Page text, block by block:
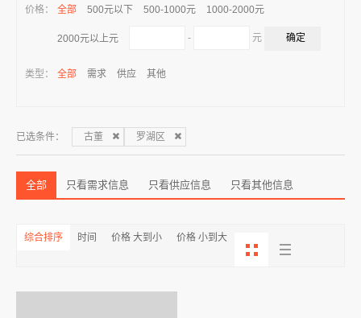
价格： 全部 500元以下 500-1000元 1000-2000元
2000元以上元 - 元
类型： 全部 需求 供应 其他
已选条件： 古董 罗湖区
全部 只看需求信息 只看供应信息 只看其他信息
综合排序 时间 价格 大到小 价格 小到大